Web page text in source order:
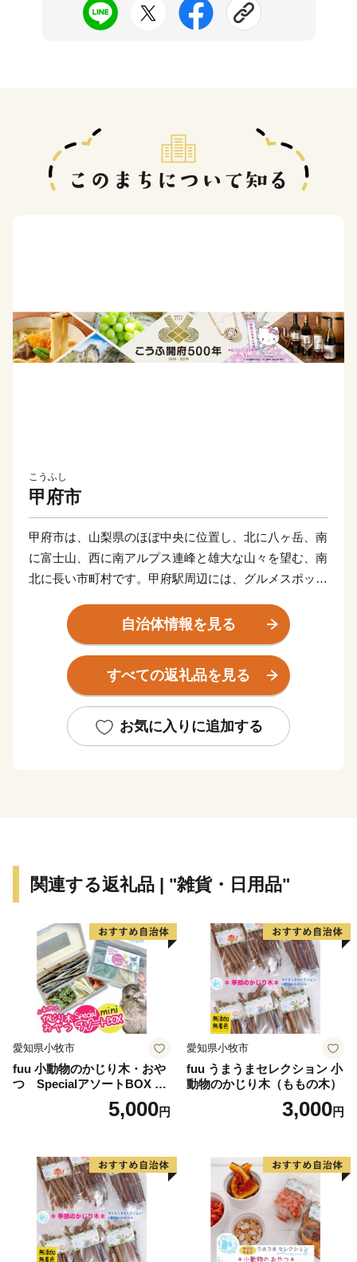
こうふし
甲府市
甲府市は、山梨県のほぼ中央に位置し、北に八ヶ岳、南
に富士山、西に南アルプス連峰と雄大な山々を望む、南
北に長い市町村です。甲府駅周辺には、グルメスポット
自然に恵まれ、キャンプ、BBQ、自然散策など気軽に
自然を楽しむこともできます。
日本ワイン発祥の地でもあるとともに、盆地特有の気候
を活かし、ぶどう、いちご、桃などの果物栽培も盛んで
満載です。
古来、水晶産地であったことがきっかけで、宝石の研
工程を本市にて行っているジュエリーを「甲府ジュエリ
令和8年6月1日以降の寄附受付分より、甲府市がふるさ
と納税返礼品として提供するジュエリ－は、全てが「甲
府ジュエリ－」に認定されたものであり、返礼品と一緒
に「甲府ジュエリ－認定証」を寄附者の皆様へお届けさ
せていただきます。
四季折々の彩りを魅せてくれる美しい自然に恵まれた、
私たちの【心のふるさと】甲府市は、先人たちが共に携
躅（つつじ）ヶ崎の地に館を構え、甲斐の府中である
「甲府」が誕生して500年、2021年には郷土の英雄武田
信玄公生誕500年の節目を契機に、私たちはすべての市
民が甲府を誇りに思い、将来に夢や希望をもって暮らし
ていけるよう、未来創りに励んで参ります。
自治体情報を見る
すべての返礼品を見る
お気に入りに追加する
関連する返礼品 | "雑貨・日用品"
愛知県小牧市
fuu 小動物のかじり木・おや
つ SpecialアソートBOX mi
5,000円
愛知県小牧市
fuu うまうまセレクション 小
動物のかじり木（ももの木）
3,000円